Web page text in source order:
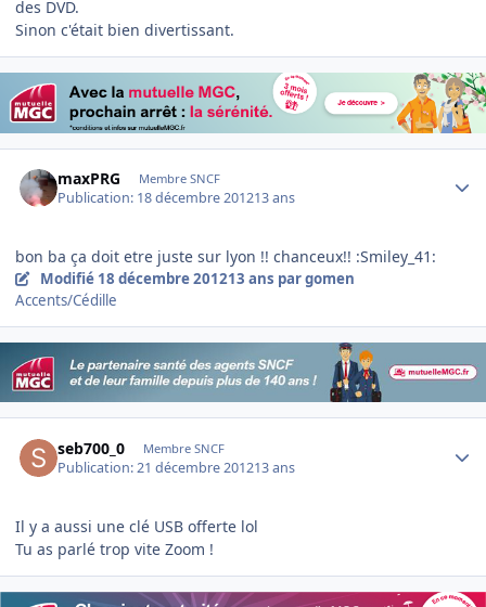
des DVD.
Sinon c'était bien divertissant.
maxPRG Membre SNCF
Publication: 18 décembre 201213 ans
bon ba ça doit etre juste sur lyon !! chanceux!! :Smiley_41:
Modifié 18 décembre 201213 ans par gomen
Accents/Cédille
seb700_0 Membre SNCF
Publication:21 décembre 201213 ans
Il y a aussi une clé USB offerte lol
Tu as parlé trop vite Zoom !